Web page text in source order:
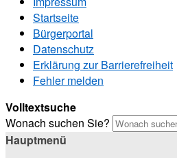
Startseite
Bürgerportal
Datenschutz
Erklärung zur Barrierefreiheit
Fehler melden
Volltextsuche
Wonach suchen Sie?
Hauptmenü